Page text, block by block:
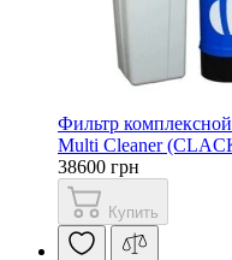
Фильтр
Multi Cleaner
38600 грн
Купить